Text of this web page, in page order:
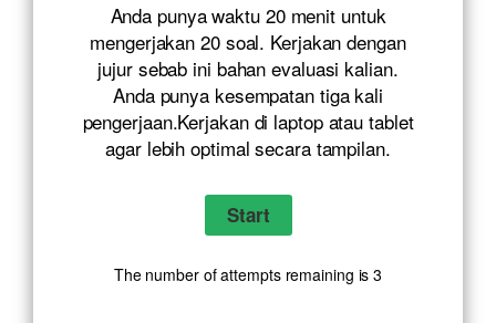
Anda punya waktu 20 menit untuk
mengerjakan 20 soal. Kerjakan dengan
jujur sebab ini bahan evaluasi kalian.
Anda punya kesempatan tiga kali
pengerjaan.Kerjakan di laptop atau tablet
agar lebih optimal secara tampilan.
The number of attempts remaining is 3